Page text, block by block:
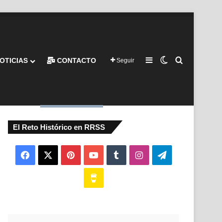
CONTACTO Seguir Barra lateral
Switch skin
El Reto Histórico en RRSS
Facebook PinterestYouTubeTumblrInstagramTelegram